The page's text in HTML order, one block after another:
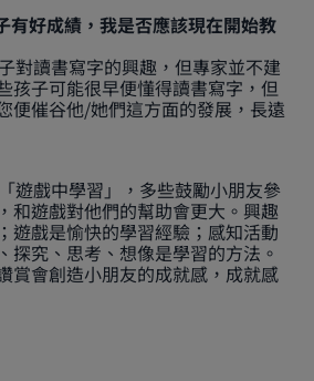
有好成績，我是否應該現在開始教
對讀書寫字的興趣，但專家並不建
孩子可能很早便懂得讀書寫字，但
便催谷他/她們這方面的發展，長遠
遊戲中學習」，多些鼓勵小朋友參
和遊戲對他們的幫助會更大。興趣
遊戲是愉快的學習經驗；感知活動
探究、思考、想像是學習的方法。
賞會創造小朋友的成就感，成就感